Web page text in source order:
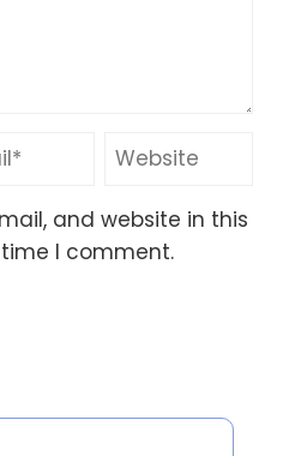
and website in this
I comment.